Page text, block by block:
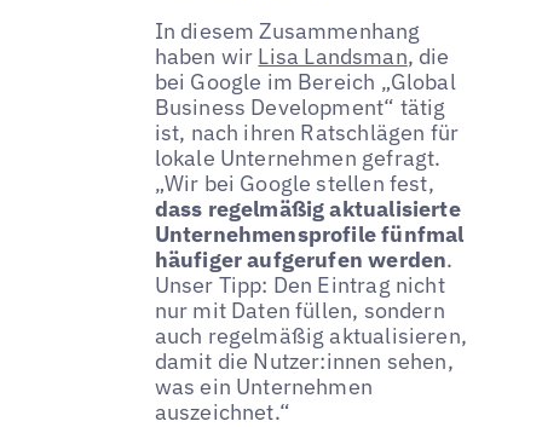
In diesem Zusammenhang
haben wir Lisa Landsman, die
bei Google im Bereich „Global
Business Development“ tätig
ist, nach ihren Ratschlägen für
lokale Unternehmen gefragt.
„Wir bei Google stellen fest,
dass regelmäßig aktualisierte
Unternehmensprofile fünfmal
häufiger aufgerufen werden.
Unser Tipp: Den Eintrag nicht
nur mit Daten füllen, sondern
auch regelmäßig aktualisieren,
damit die Nutzer:innen sehen,
was ein Unternehmen
auszeichnet.“